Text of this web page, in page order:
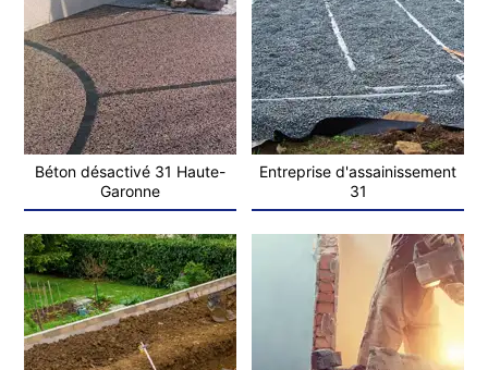
Béton désactivé 31 Haute-
Garonne
Entreprise d'assainissement
31